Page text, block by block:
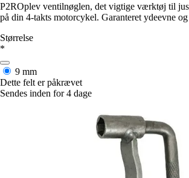
P2ROplev ventilnøglen, det vigtige værktøj til
på din 4-takts motorcykel. Garanteret ydeevne
Størrelse
*
9 mm
Dette felt er påkrævet
Sendes inden for 4 dage